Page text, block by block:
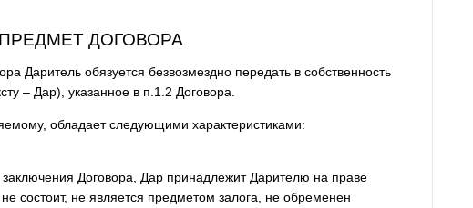
ДОГОВОРА
Даритель обязуется безвозмездно передать в собственность
– Дар), указанное в п.1.2 Договора.
обладает следующими характеристиками:
заключения Договора, Дар принадлежит Дарителю на праве
состоит, не является предметом залога, не обременен